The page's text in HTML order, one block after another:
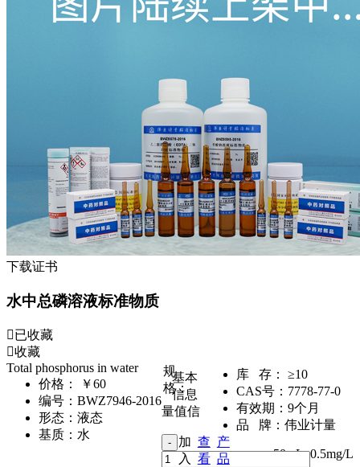
下载证书
水中总磷溶液标准物质
已收藏
收藏
Total phosphorus in water
价格：
￥60
编号： BWZ7946-2016
形态： 液态
基质： 水
库 存：
≥10
CAS号： 7778-77-0
有效期： 9个月
品 牌： 伟业计量
规
格：
50mL,0.5mg/L
加
入
查
看
产
品
基本
信息
量值信